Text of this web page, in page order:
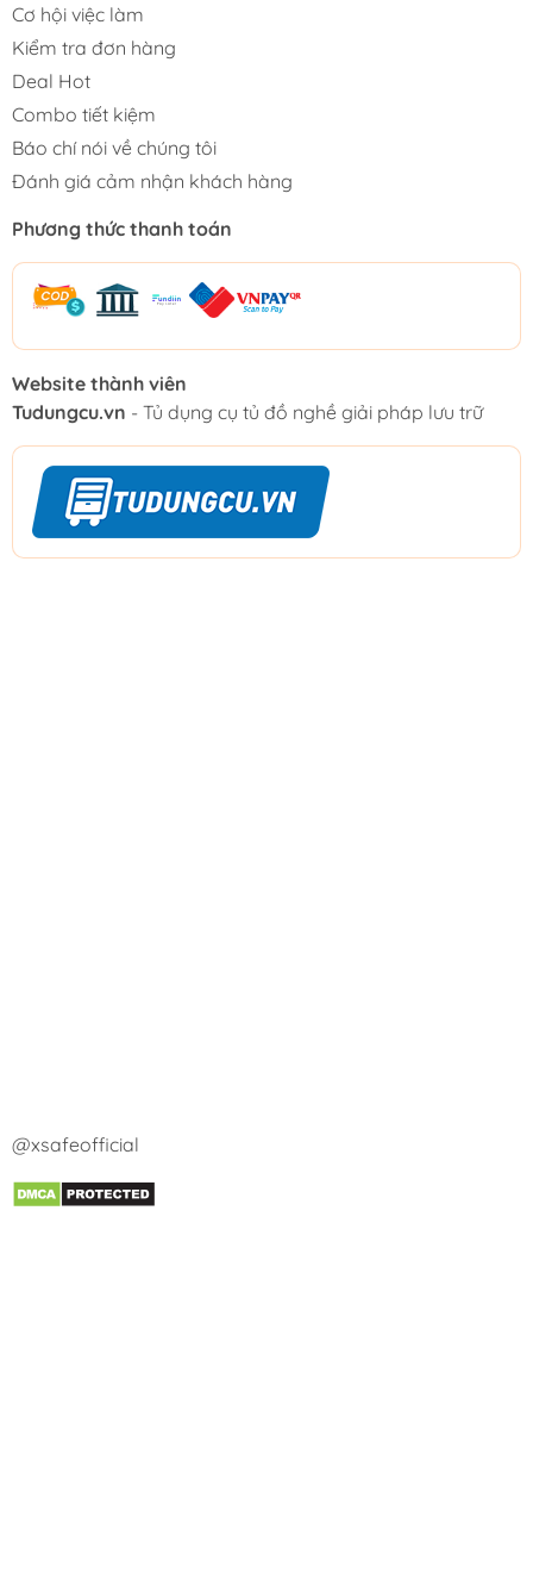
Cơ hội việc làm
Kiểm tra đơn hàng
Deal Hot
Combo tiết kiệm
Báo chí nói về chúng tôi
Đánh giá cảm nhận khách hàng
Phương thức thanh toán
Website thành viên
Tudungcu.vn - Tủ dụng cụ tủ đồ nghề giải pháp lưu trữ
@xsafeofficial